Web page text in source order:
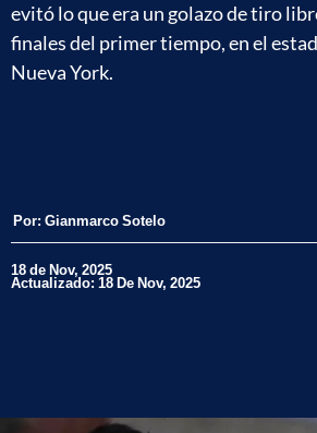
evitó lo que era un golazo de tiro
finales del primer tiempo, en el
Nueva York.
Por: Gianmarco Sotelo
18 de Nov, 2025
Actualizado: 18 De Nov, 2025